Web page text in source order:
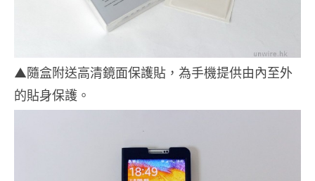
▲隨盒附送高清鏡面保護貼，為手機提供由內至外
的貼身保護。